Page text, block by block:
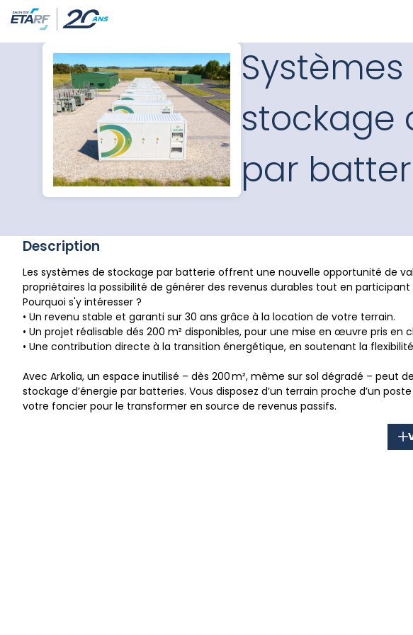
stockage
par
Description
Les systèmes de stockage par batterie offrent une nouvelle opportunité de
propriétaires la possibilité de générer des revenus durables tout en
Pourquoi s'y intéresser ?
• Un revenu stable et garanti sur 30 ans grâce à la location de votre terrain.
• Un projet réalisable dés 200 m² disponibles, pour une mise en œuvre pris en
• Une contribution directe à la transition énergétique, en soutenant la
Avec Arkolia, un espace inutilisé – dès 200 m², même sur sol dégradé – peut
stockage d’énergie par batteries. Vous disposez d’un terrain proche d’un